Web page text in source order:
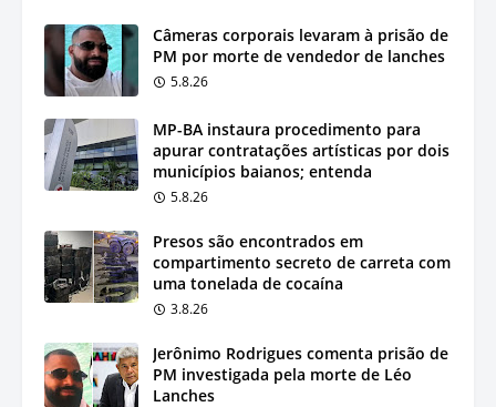
Câmeras corporais levaram à prisão de
PM por morte de vendedor de lanches
5.8.26
MP-BA instaura procedimento para
apurar contratações artísticas por dois
municípios baianos; entenda
5.8.26
Presos são encontrados em
compartimento secreto de carreta com
uma tonelada de cocaína
3.8.26
Jerônimo Rodrigues comenta prisão de
PM investigada pela morte de Léo
Lanches